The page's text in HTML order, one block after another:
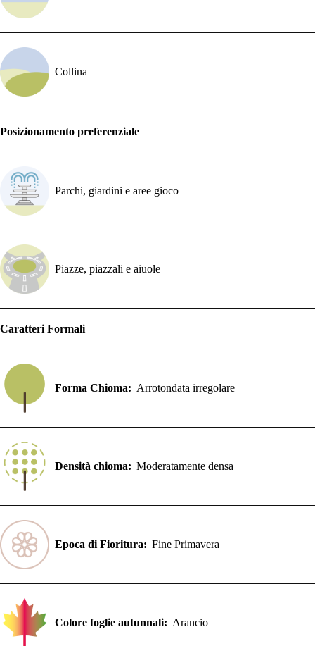
Collina
Posizionamento preferenziale
Parchi, giardini e aree gioco
Piazze, piazzali e aiuole
Caratteri Formali
Forma Chioma: Arrotondata irregolare
Densità chioma: Moderatamente densa
Epoca di Fioritura: Fine Primavera
Colore foglie autunnali: Arancio